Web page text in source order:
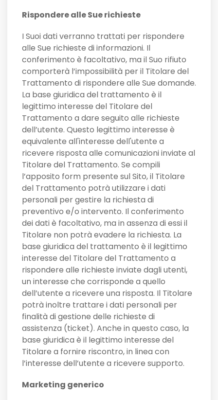
Rispondere alle Sue richieste
I Suoi dati verranno trattati per rispondere
alle Sue richieste di informazioni. Il
conferimento è facoltativo, ma il Suo rifiuto
comporterà l’impossibilità per il Titolare del
Trattamento di rispondere alle Sue domande.
La base giuridica del trattamento è il
legittimo interesse del Titolare del
Trattamento a dare seguito alle richieste
dell’utente. Questo legittimo interesse è
equivalente all'interesse dell'utente a
ricevere risposta alle comunicazioni inviate al
Titolare del Trattamento. Se compili
l’apposito form presente sul Sito, il Titolare
del Trattamento potrà utilizzare i dati
personali per gestire la richiesta di
preventivo e/o intervento. Il conferimento
dei dati è facoltativo, ma in assenza di essi il
Titolare non potrà evadere la richiesta. La
base giuridica del trattamento è il legittimo
interesse del Titolare del Trattamento a
rispondere alle richieste inviate dagli utenti,
un interesse che corrisponde a quello
dell’utente a ricevere una risposta. Il Titolare
potrà inoltre trattare i dati personali per
finalità di gestione delle richieste di
assistenza (ticket). Anche in questo caso, la
base giuridica è il legittimo interesse del
Titolare a fornire riscontro, in linea con
l’interesse dell’utente a ricevere supporto.
Marketing generico